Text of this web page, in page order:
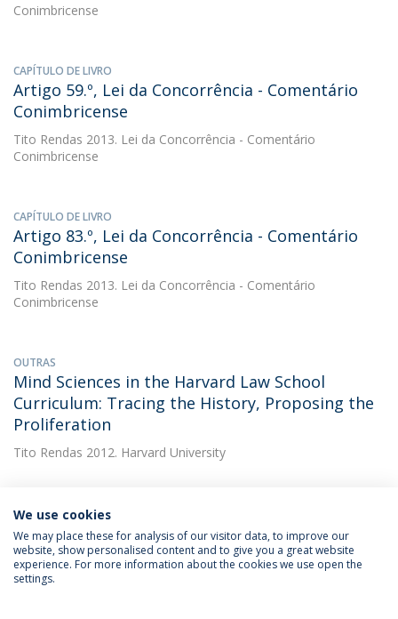
Conimbricense
CAPÍTULO DE LIVRO
Artigo 59.º, Lei da Concorrência - Comentário
Conimbricense
Tito Rendas 2013. Lei da Concorrência - Comentário
Conimbricense
CAPÍTULO DE LIVRO
Artigo 83.º, Lei da Concorrência - Comentário
Conimbricense
Tito Rendas 2013. Lei da Concorrência - Comentário
Conimbricense
OUTRAS
Mind Sciences in the Harvard Law School
Curriculum: Tracing the History, Proposing the
Proliferation
Tito Rendas 2012. Harvard University
Política de Privacidade
Termos & Condições
We use cookies
We may place these for analysis of our visitor data, to improve our
website, show personalised content and to give you a great website
experience. For more information about the cookies we use open the
settings.